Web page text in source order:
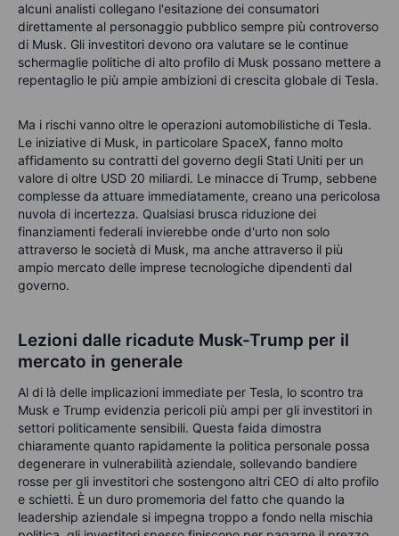
alcuni analisti collegano l'esitazione dei consumatori
direttamente al personaggio pubblico sempre più controverso
di Musk. Gli investitori devono ora valutare se le continue
schermaglie politiche di alto profilo di Musk possano mettere a
repentaglio le più ampie ambizioni di crescita globale di Tesla.
Ma i rischi vanno oltre le operazioni automobilistiche di Tesla.
Le iniziative di Musk, in particolare SpaceX, fanno molto
affidamento su contratti del governo degli Stati Uniti per un
valore di oltre USD 20 miliardi. Le minacce di Trump, sebbene
complesse da attuare immediatamente, creano una pericolosa
nuvola di incertezza. Qualsiasi brusca riduzione dei
finanziamenti federali invierebbe onde d'urto non solo
attraverso le società di Musk, ma anche attraverso il più
ampio mercato delle imprese tecnologiche dipendenti dal
governo.
Lezioni dalle ricadute Musk-Trump per il
mercato in generale
Al di là delle implicazioni immediate per Tesla, lo scontro tra
Musk e Trump evidenzia pericoli più ampi per gli investitori in
settori politicamente sensibili. Questa faida dimostra
chiaramente quanto rapidamente la politica personale possa
degenerare in vulnerabilità aziendale, sollevando bandiere
rosse per gli investitori che sostengono altri CEO di alto profilo
e schietti. È un duro promemoria del fatto che quando la
leadership aziendale si impegna troppo a fondo nella mischia